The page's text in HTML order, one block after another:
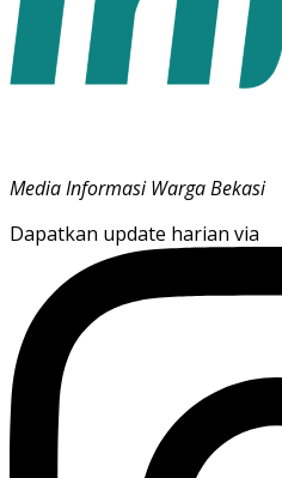
Media Informasi Warga Bekasi
Dapatkan update harian via